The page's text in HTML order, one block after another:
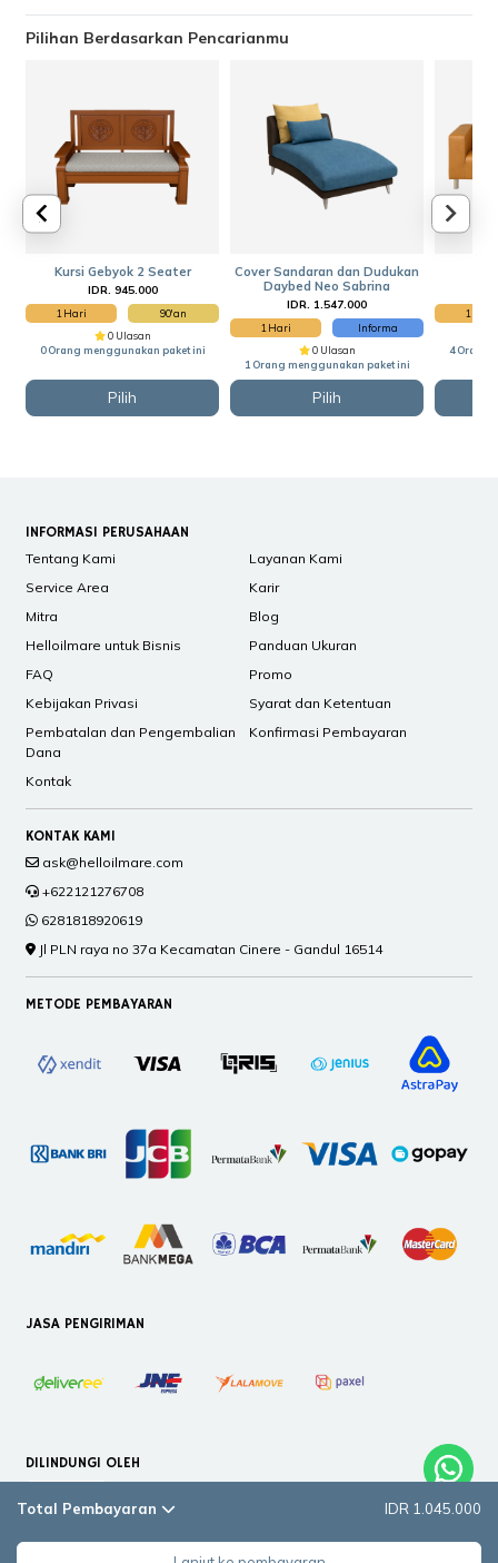
Pilihan Berdasarkan Pencarianmu
Kursi Gebyok 2 Seater
IDR. 945.000
1 Hari
90'an
0 Ulasan
0 Orang menggunakan paket ini
Pilih
Cover Sandaran dan Dudukan
Daybed Neo Sabrina
IDR. 1.547.000
1 Hari
Informa
0 Ulasan
1 Orang menggunakan paket ini
Pilih
1 Hari
4 Orang
Total Pembayaran IDR 1.045.000
INFORMASI PERUSAHAAN
Tentang Kami
Layanan Kami
Service Area
Karir
Mitra
Blog
Helloilmare untuk Bisnis
Panduan Ukuran
FAQ
Promo
Kebijakan Privasi
Syarat dan Ketentuan
Pembatalan dan Pengembalian
Dana
Konfirmasi Pembayaran
Kontak
KONTAK KAMI
ask@helloilmare.com
+622121276708
6281818920619
Jl PLN raya no 37a Kecamatan Cinere - Gandul 16514
METODE PEMBAYARAN
JASA PENGIRIMAN
DILINDUNGI OLEH